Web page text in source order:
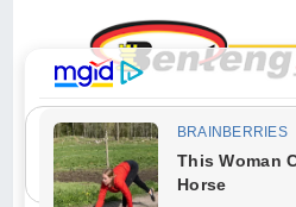
"Sesungguhnya Allah dan para
Wahai orang-orang yang beriman,
ucapkanlah salam dengan penuh
Ahzab Ayat